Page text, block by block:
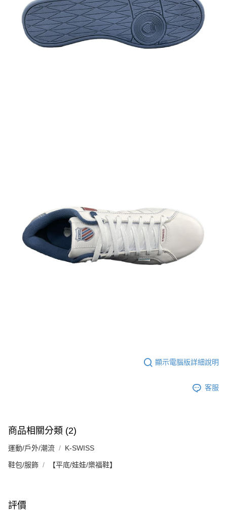
顯示電腦版詳細說明
客服
商品相關分類 (2)
運動/戶外/潮流 K-SWISS
鞋包/服飾 【平底/娃娃/樂福鞋】
評價